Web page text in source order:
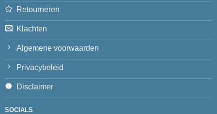
Retourneren
Klachten
Algemene voorwaarden
Privacybeleid
Disclaimer
SOCIALS